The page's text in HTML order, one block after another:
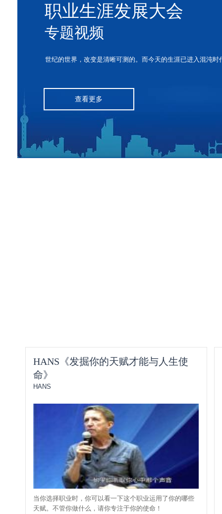
职业生涯发展大会
专题视频
世纪的世界，改变是清晰可测的。而今天的生涯已进入混沌
查看更多
HANS《发掘你的天赋才能与人生使
命》
HANS
当你选择职业时，你可以看一下这个职业运用了你的哪些
天赋。不管你做什么，请你专注于你的使命！